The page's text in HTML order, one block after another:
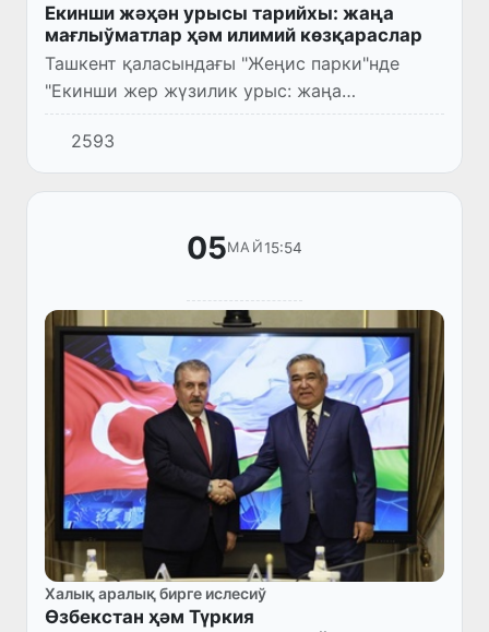
Екинши жәҳән урысы тарийхы: жаңа
мағлыўматлар ҳәм илимий көзқараслар
Ташкент қаласындағы "Жеңис парки"нде
"Екинши жер жүзилик урыс: жаңа
изертлеўлер ҳәм тарийхый мағлыўматлар"
атамасында конференция болып өтти.
2593
05МАЙ15:54
Халық аралық бирге ислесиў
Өзбекстан ҳәм Түркия